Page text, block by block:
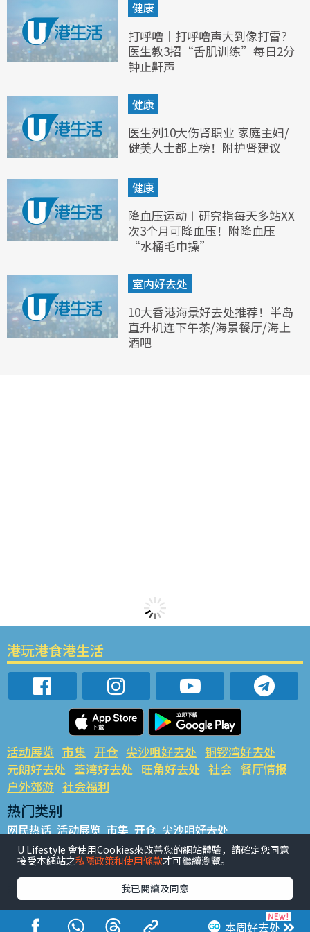
健康
打呼噜｜打呼噜声大到像打雷？
医生教3招“舌肌训练”每日2分
钟止鼾声
健康
医生列10大伤肾职业 家庭主妇/
健美人士都上榜！附护肾建议
健康
降血压运动︱研究指每天多站XX
次3个月可降血压！附降血压
“水桶毛巾操”
室内好去处
10大香港海景好去处推荐！半岛
直升机连下午茶/海景餐厅/海上
酒吧
本周好去处
港玩港食港生活
活动展览 市集 开仓 尖沙咀好去处 铜锣湾好去处
元朗好去处 荃湾好去处 旺角好去处 社会 餐厅情报
户外郊游 社会福利
热门类别
网民热话 活动展览 市集 开仓 尖沙咀好去处
铜锣湾好去处 元朗好去处 荃湾好去处 旺角好去处 社会
餐厅情报 户外郊游
热门标签
#UGO揾好去处 #人气活动推介 #美食社群热话
#亲子玩乐好去处
#ULifestyle应用程式
#限时抢
U Lifestyle 會使用Cookies來改善您的網站體驗，請確定您同意
接受本網站之私隱政策和使用條款才可繼續瀏覽。
我已閱讀及同意